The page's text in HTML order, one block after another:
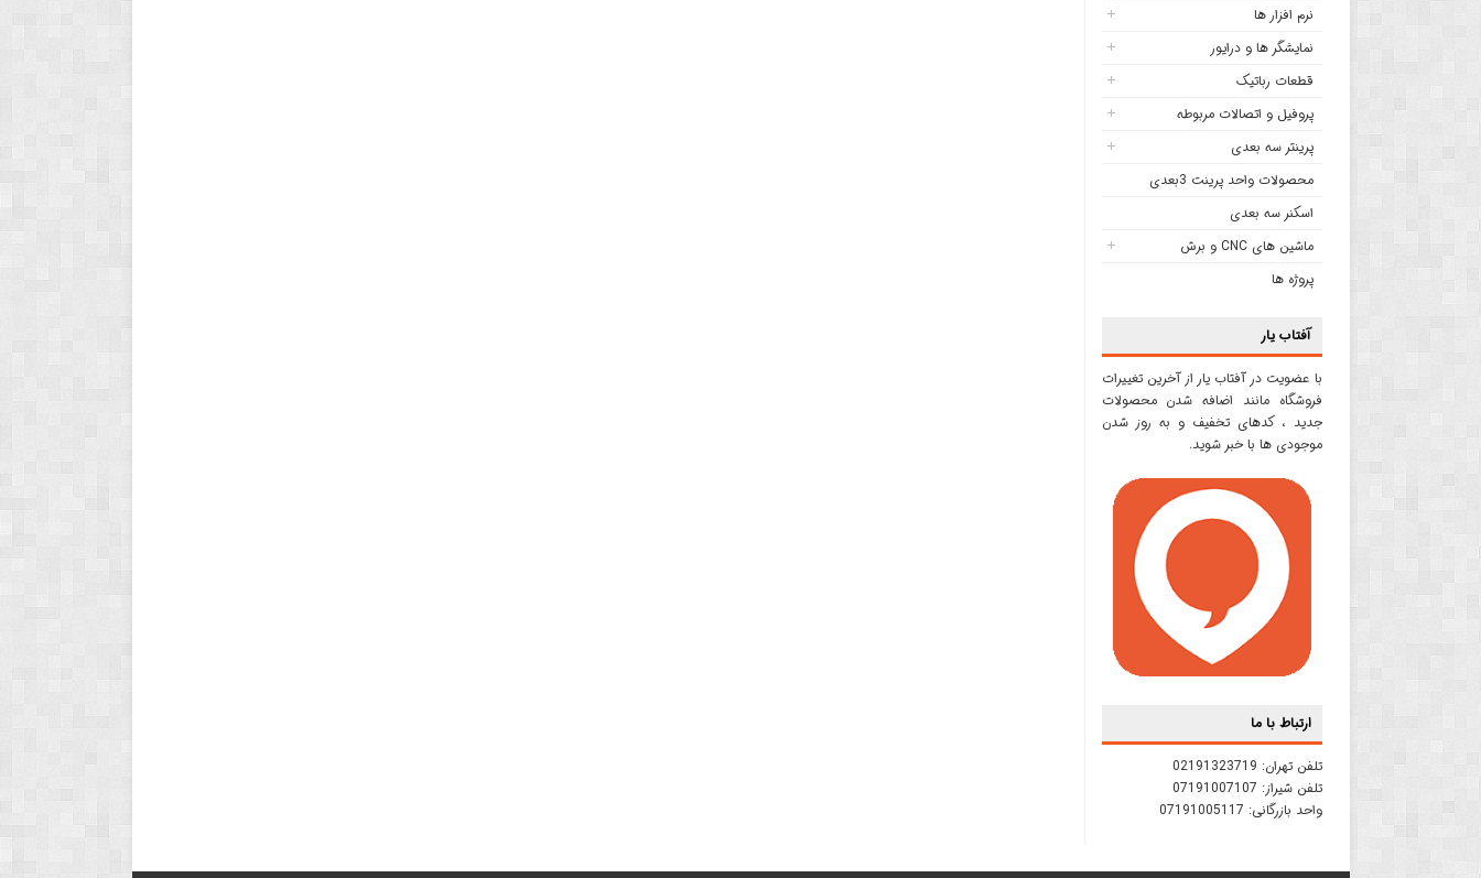
نرم افزار ها
نمایشگر ها و درایور
قطعات رباتیک
پروفیل و اتصالات مربوطه
پرینتر سه بعدی
محصولات واحد پرینت 3بعدی
اسکنر سه بعدی
ماشین های CNC و برش
پروژه ها
آفتاب یار
با عضویت در آفتاب یار از آخرین تغییرات
فروشگاه مانند اضافه شدن محصولات
جدید ، کدهای تخفیف و به روز شدن
موجودی ها با خبر شوید.
ارتباط با ما
تلفن تهران: 02191323719
تلفن شیراز: 07191007107
واحد بازرگانی: 07191005117